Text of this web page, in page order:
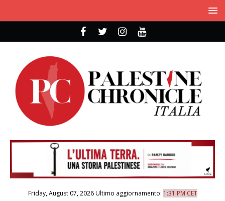
Friday, August 07, 2026Ultimo aggiornamento: 1:31 PM CET